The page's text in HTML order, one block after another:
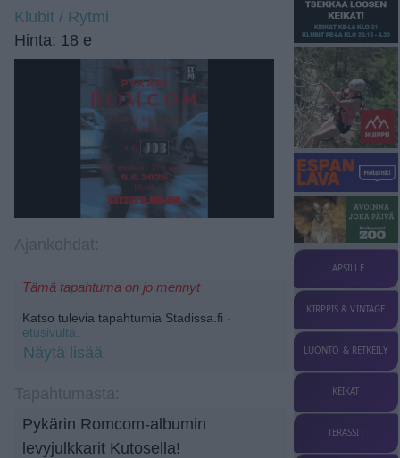
Klubit / Rytmi
Hinta: 18 e
Tämä tapahtuma on jo mennyt
Katso tulevia tapahtumia Stadissa.fi -
etusivulta.
Näytä lisää
Pykärin Romcom-albumin
levyjulkkarit Kutosella!
LAPSILLE
KIRPPIS & VINTAGE
LUONTO & RETKEILY
KEIKAT
TERASSIT